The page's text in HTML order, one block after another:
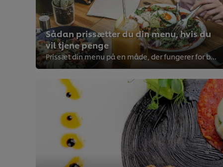
Sådan prissætter du din menu, hvis du
vil tjene penge
Prissæt din menu på en måde, der fungerer for både gæsterne og køkkenøkonomien